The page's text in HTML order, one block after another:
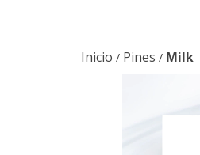
Inicio / Pines / Milk